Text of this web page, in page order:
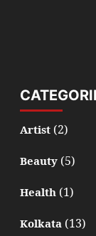
Artist(2)
Beauty(5)
Health(1)
Kolkata(13)